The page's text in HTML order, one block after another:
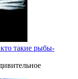
такие рыбы-